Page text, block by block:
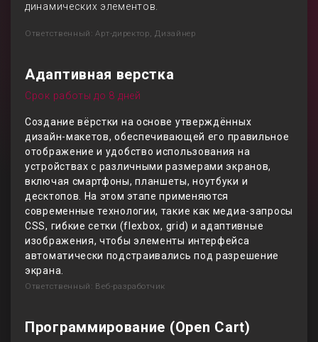
динамических элементов.
Ответственный: Арт-директор, Дизайнер
Адаптивная верстка
Срок работы до 8 дней
Создание вёрстки на основе утверждённых
дизайн-макетов, обеспечивающей его правильное
отображение и удобство использования на
устройствах с различными размерами экранов,
включая смартфоны, планшеты, ноутбуки и
десктопов. На этом этапе применяются
современные технологии, такие как медиа-запросы
CSS, гибкие сетки (flexbox, grid) и адаптивные
изображения, чтобы элементы интерфейса
автоматически подстраивались под разрешение
экрана.
Ответственный: Веб-разработчик
Программирование (Open Cart)